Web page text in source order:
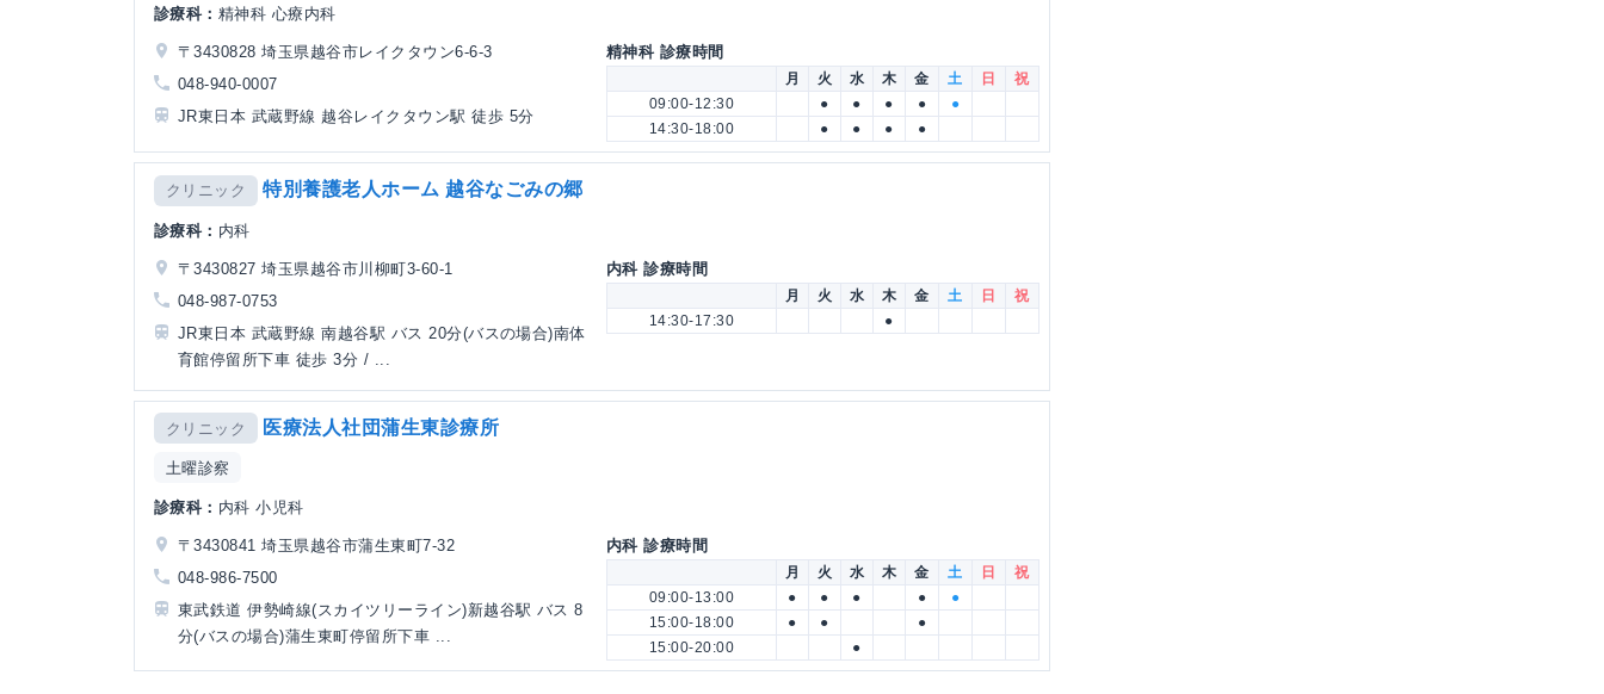
診療科： 精神科 心療内科
〒3430828 埼玉県越谷市レイクタウン6-6-3
048-940-0007
JR東日本 武蔵野線 越谷レイクタウン駅 徒歩 5分
精神科 診療時間
月 火 水 木 金 土 日
祝
09:00-12:30
● ● ● ●
●
14:30-18:00
● ● ● ●
クリニック 特別養護老人ホーム 越谷なごみの郷
診療科： 内科
〒3430827 埼玉県越谷市川柳町3-60-1
048-987-0753
JR東日本 武蔵野線 南越谷駅 バス 20分(バスの場合)南体
育館停留所下車 徒歩 3分 / ...
内科 診療時間
月 火 水 木 金 土 日
祝
14:30-17:30
●
クリニック 医療法人社団蒲生東診療所
土曜診察
診療科： 内科 小児科
〒3430841 埼玉県越谷市蒲生東町7-32
048-986-7500
東武鉄道 伊勢崎線(スカイツリーライン)新越谷駅 バス 8
分(バスの場合)蒲生東町停留所下車 ...
内科 診療時間
月 火 水 木 金 土 日
祝
09:00-13:00
● ● ● ●
●
15:00-18:00
● ●
●
15:00-20:00
●